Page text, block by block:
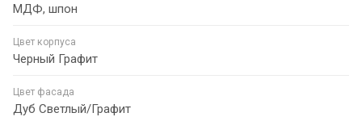
МДФ, шпон
Цвет корпуса
Черный Графит
Цвет фасада
Дуб Светлый/Графит